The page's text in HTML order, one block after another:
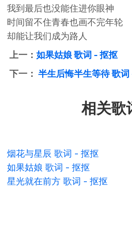
我到最后也没能住进你眼神
时间留不住青春也画不完年轮
却能让我们成为路人
上一： 如果姑娘 歌词 - 抠抠
下一： 半生后悔半生等待 歌词
相关歌
烟花与星辰 歌词 - 抠抠
如果姑娘 歌词 - 抠抠
星光就在前方 歌词 - 抠抠